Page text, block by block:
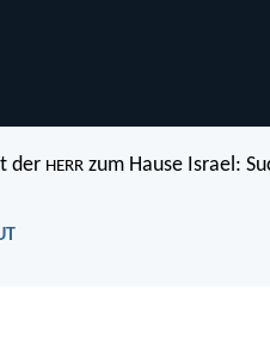
der HERR zum Hause Israel: